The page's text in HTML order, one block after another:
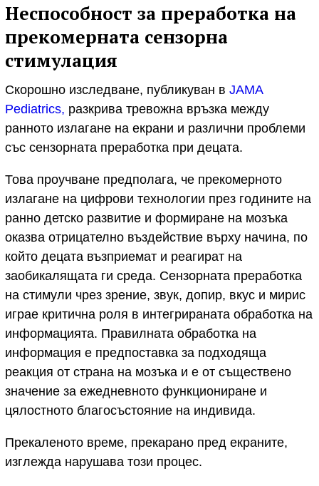
Неспособност за преработка на
прекомерната сензорна
стимулация
Скорошно изследване, публикуван в JAMA
Pediatrics, разкрива тревожна връзка между
ранното излагане на екрани и различни проблеми
със сензорната преработка при децата.
Това проучване предполага, че прекомерното
излагане на цифрови технологии през годините на
ранно детско развитие и формиране на мозъка
оказва отрицателно въздействие върху начина, по
който децата възприемат и реагират на
заобикалящата ги среда. Сензорната преработка
на стимули чрез зрение, звук, допир, вкус и мирис
играе критична роля в интегрираната обработка на
информацията. Правилната обработка на
информация е предпоставка за подходяща
реакция от страна на мозъка и е от съществено
значение за ежедневното функциониране и
цялостното благосъстояние на индивида.
Прекаленото време, прекарано пред екраните,
изглежда нарушава този процес.